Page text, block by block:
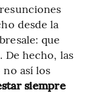
desde la
que
De hecho, las
así los
siempre